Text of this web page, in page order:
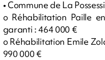
• Commune de La
o Réhabilitation Paille
garanti : 464 000 €
o Réhabilitation Emile
990 000 €